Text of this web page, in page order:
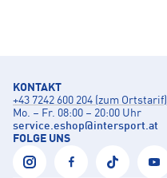
KONTAKT
+43 7242 600 204 (zum Ortstarif)
Mo. – Fr. 08:00 – 20:00 Uhr
service.eshop@intersport.at
FOLGE UNS